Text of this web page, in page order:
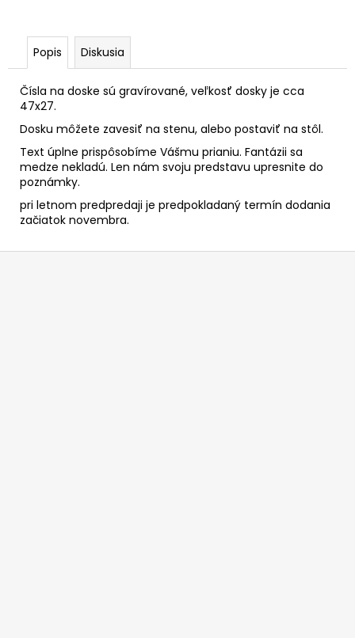
Popis Diskusia
Čísla na doske sú gravírované, veľkosť dosky je cca
47x27.
Dosku môžete zavesiť na stenu, alebo postaviť na stôl.
Text úplne prispôsobíme Vášmu prianiu. Fantázii sa
medze nekladú. Len nám svoju predstavu upresnite do
poznámky.
pri letnom predpredaji je predpokladaný termín dodania
začiatok novembra.
Z